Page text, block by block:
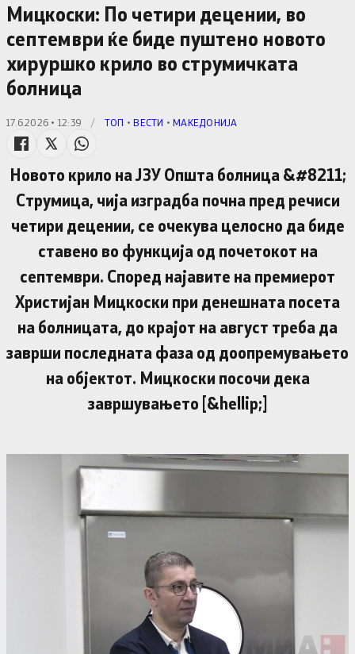
Мицкоски: По четири децении, во
септември ќе биде пуштено новото
хируршко крило во струмичката
болница
17.6.2026 • 12:39 / TОП •ВЕСТИ •МАКЕДОНИЈА
Новото крило на ЈЗУ Општа болница &#8211;
Струмица, чија изградба почна пред речиси
четири децении, се очекува целосно да биде
ставено во функција од почетокот на
септември. Според најавите на премиерот
Христијан Мицкоски при денешната посета
на болницата, до крајот на август треба да
заврши последната фаза од доопремувањето
на објектот. Мицкоски посочи дека
завршувањето [&hellip;]